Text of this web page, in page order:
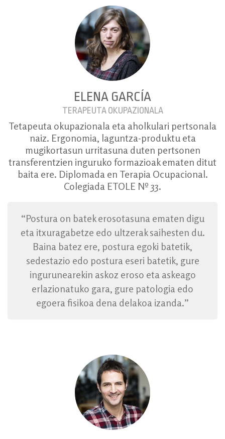
ELENA GARCÍA
TERAPEUTA OKUPAZIONALA
Tetapeuta okupazionala eta aholkulari pertsonala
naiz. Ergonomia, laguntza-produktu eta
mugikortasun urritasuna duten pertsonen
transferentzien inguruko formazioak ematen ditut
baita ere. Diplomada en Terapia Ocupacional.
Colegiada ETOLE Nº 33.
“Postura on batek erosotasuna ematen digu
eta itxuragabetze edo ultzerak saihesten du.
Baina batez ere, postura egoki batetik,
sedestazio edo postura eseri batetik, gure
ingurunearekin askoz eroso eta askeago
erlazionatuko gara, gure patologia edo
egoera fisikoa dena delakoa izanda.”